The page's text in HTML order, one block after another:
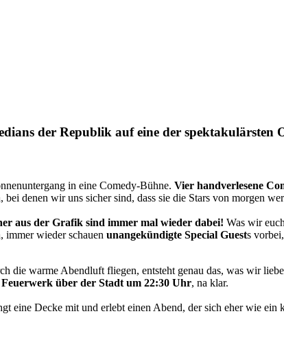
der Republik auf eine der spektakulärsten
in eine Comedy-Bühne. Vier handverlesene
denen wir uns sicher sind, dass sie die Stars von morgen
aus der Grafik sind immer mal wieder dabei! Was wir
immer wieder schauen unangekündigte Special Guests
die warme Abendluft fliegen, entsteht genau das, was wir
Feuerwerk über der Stadt um 22:30 Uhr, na klar.
eine Decke mit und erlebt einen Abend, der sich eher wie ein